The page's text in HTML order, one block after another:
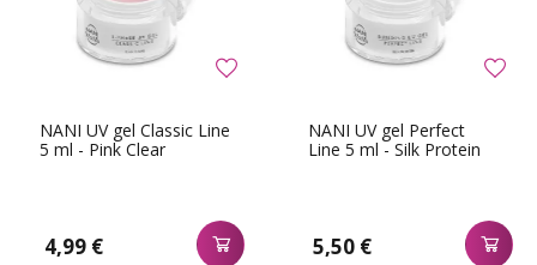
NANI UV gel Classic Line
5 ml - Pink Clear
4,99 €
NANI UV gel Perfect
Line 5 ml - Silk Protein
5,50 €